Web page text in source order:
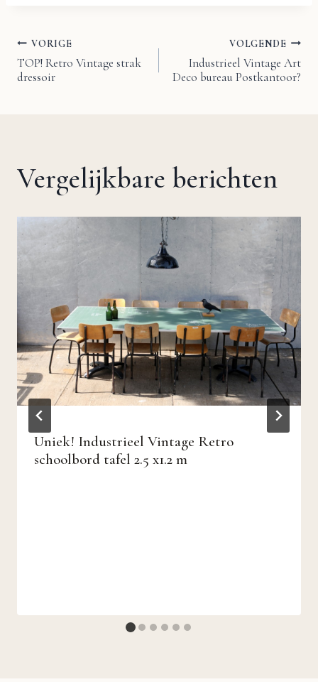
Bericht
VORIGE
TOP! Retro Vintage strak
dressoir
VOLGENDE
Industrieel Vintage Art
Deco bureau Postkantoor?
Vergelijkbare berichten
Uniek! Industrieel Vintage Retro
schoolbord tafel 2.5 x1.2 m